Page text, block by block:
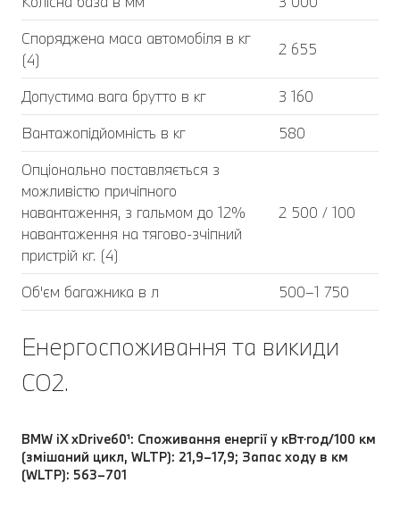
Споряджена маса автомобіля в кг
(4)
2 655
Допустима вага брутто в кг
3 160
Вантажопідйомність в кг
580
Опціонально поставляється з
можливістю причіпного
навантаження, з гальмом до 12%
навантаження на тягово-зчіпний
пристрій кг. (4)
2 500 / 100
Об'єм багажника в л 500–1 750
Енергоспоживання та викиди
CO2.
BMW iX xDrive60¹: Споживання енергії у кВт⋅год/100 км
(змішаний цикл, WLTP): 21,9–17,9; Запас ходу в км
(WLTP): 563–701